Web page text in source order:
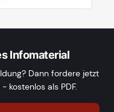
Infomaterial
Dann fordere jetzt
kostenlos als PDF.